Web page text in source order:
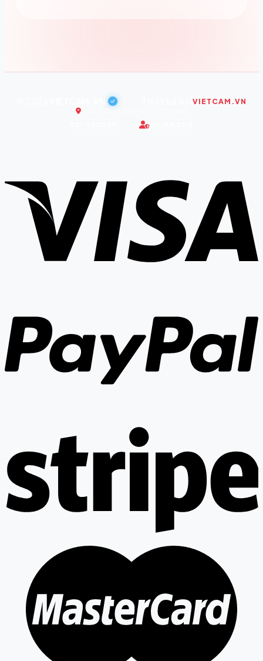
VIETCAM.VN
Trụ sở: Bình Dương, Hồ Chí Minh
CHÍNH CHỦ